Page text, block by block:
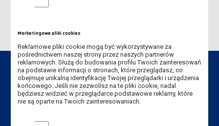
Dane kontaktowe
Marketingowe pliki cookies
Reklamowe pliki cookie mogą być wykorzystywane za
pośrednictwem naszej strony przez naszych partnerów
reklamowych. Służą do budowania profilu Twoich zainteresowań
na podstawie informacji o stronach, które przeglądasz, co
obejmuje unikalną identyfikację Twojej przeglądarki i urządzenia
końcowego. Jeśli nie zezwolisz na te pliki cookie, nadal
będziesz widzieć w przeglądarce podstawowe reklamy, które
nie są oparte na Twoich zainteresowaniach.
Marketingowe pliki cookies